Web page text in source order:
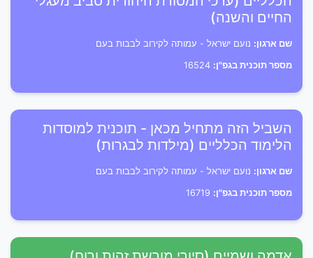
החיים והשנה)
שם ארגון: נועם ישראל - עמותה לקירוב לבבות בעם
מספר תוכנית בגפ"ן:
השביל הזה מתחיל מכאן - תוכנית למוסדות
הלימוד הכלליים (מילדות לבגרות)
שם ארגון: נועם ישראל - עמותה לקירוב לבבות בעם
מספר תוכנית בגפ"ן: